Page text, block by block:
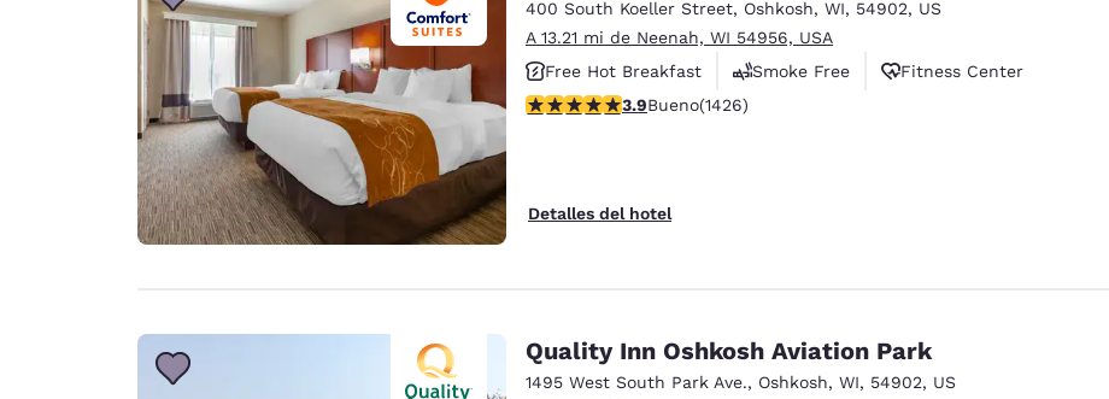
Europa
Deutschland Germany
Spain
English
United Kingdom
400 South Koeller Street, Oshkosh, WI, 54902, US
A 13.21 mi de Neenah, WI 54956, USA
Free Hot Breakfast
Smoke Free
Fitness Center
calificación de 3.87 estrellas. Bueno. 1426 reseñas
3.9Bueno(1426)
Detalles del hotel
Quality Inn Oshkosh Aviation Park
1495 West South Park Ave., Oshkosh, WI, 54902, US